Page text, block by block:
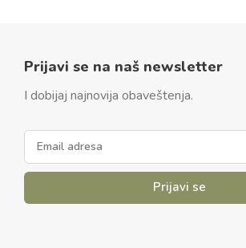
Prijavi se na naš newsletter
I dobijaj najnovija obaveštenja.
Prijavi se